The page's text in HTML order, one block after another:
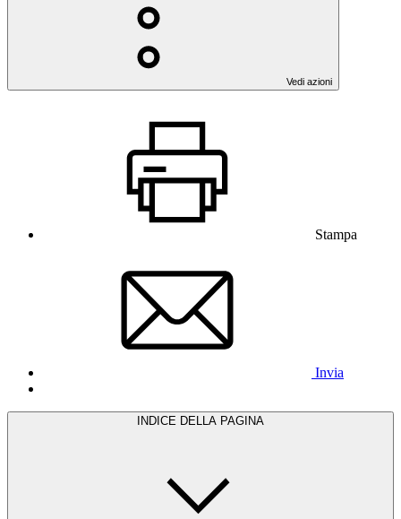
Vedi azioni
Stampa
Invia
INDICE DELLA PAGINA